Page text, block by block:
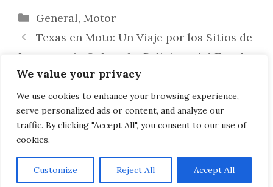
We value your privacy
We use cookies to enhance your browsing experience,
serve personalized ads or content, and analyze our
traffic. By clicking "Accept All", you consent to our use of
cookies.
Customize Reject All Accept All
Categorías
General, Motor
Texas en Moto: Un Viaje por los Sitios de
Importancia Cultural y Religiosa del Estado
Aventuras en la Ruta de los Parques de
Atracciones de Aventura en la Selva en
Texas en Moto: Diversión en la Naturaleza
AVISO LEGAL, POLITICA DE PRIVACIDAD, COOKIES